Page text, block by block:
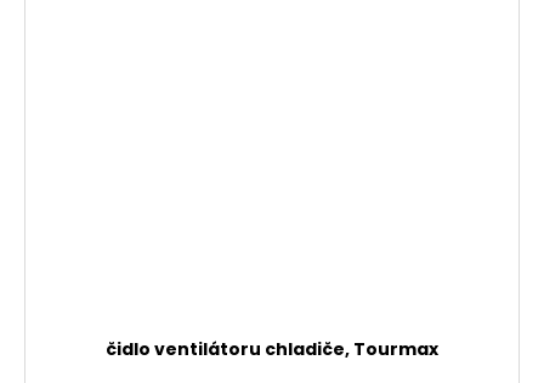
čidlo ventilátoru chladiče, Tourmax